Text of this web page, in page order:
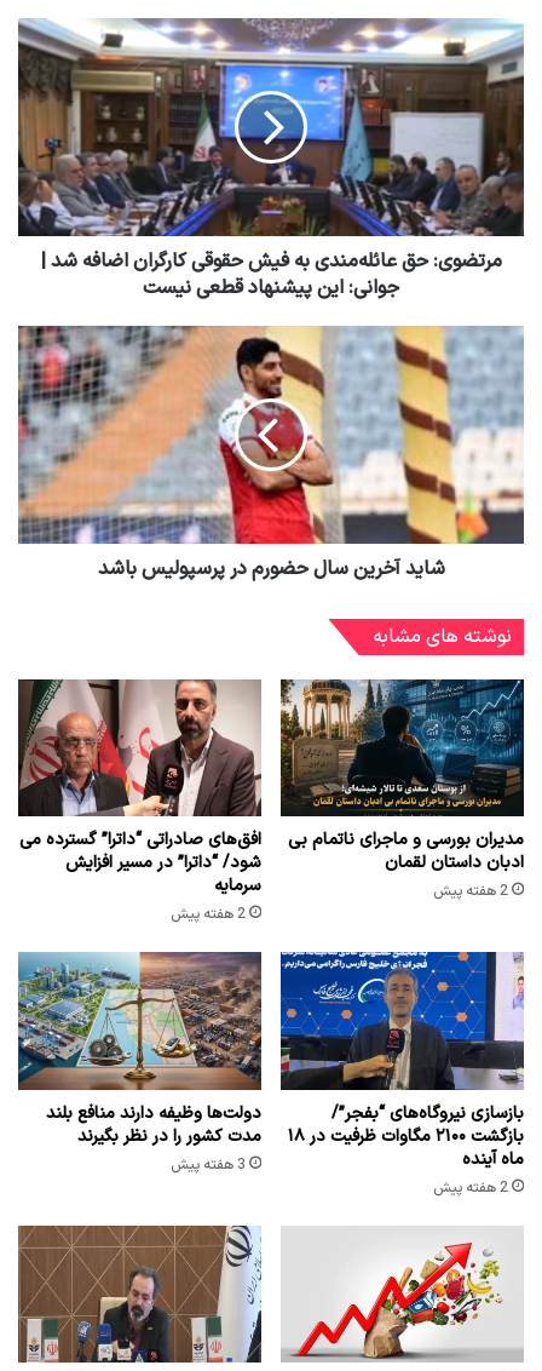
مرتضوی: حق عائله‌مندی به فیش حقوقی کارگران اضافه شد |
جوانی: این پیشنهاد قطعی نیست
شاید آخرین سال حضورم در پرسپولیس باشد
نوشته های مشابه
مدیران بورسی و ماجرای ناتمام بی
ادبان داستان لقمان
2 هفته پیش
افق‌های صادراتی “داترا” گسترده می
شود/ “داترا” در مسیر افزایش
سرمایه
2 هفته پیش
بازسازی نیروگاه‌های “بفجر”/
بازگشت ۲۱۰۰ مگاوات ظرفیت در ۱۸
ماه آینده
2 هفته پیش
دولت‌ها وظیفه دارند منافع بلند
مدت کشور را در نظر بگیرند
3 هفته پیش